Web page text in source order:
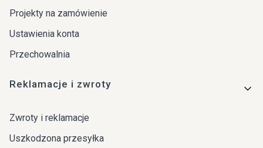
Projekty na zamówienie
Ustawienia konta
Przechowalnia
Reklamacje i zwroty
Zwroty i reklamacje
Uszkodzona przesyłka